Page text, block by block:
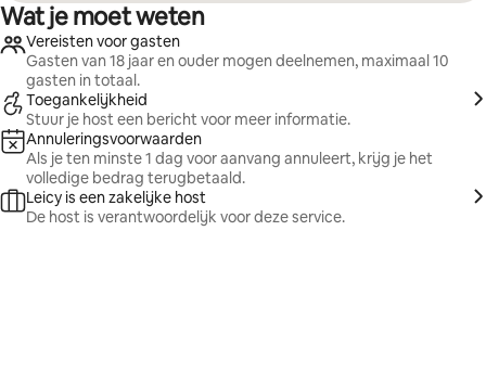
Wat je moet weten
Vereisten voor gasten
Gasten van 18 jaar en ouder mogen deelnemen, maximaal 10
gasten in totaal.
Toegankelijkheid
Stuur je host een bericht voor meer informatie.
Annuleringsvoorwaarden
Als je ten minste 1 dag voor aanvang annuleert, krijg je het
volledige bedrag terugbetaald.
Leicy is een zakelijke host
De host is verantwoordelijk voor deze service.